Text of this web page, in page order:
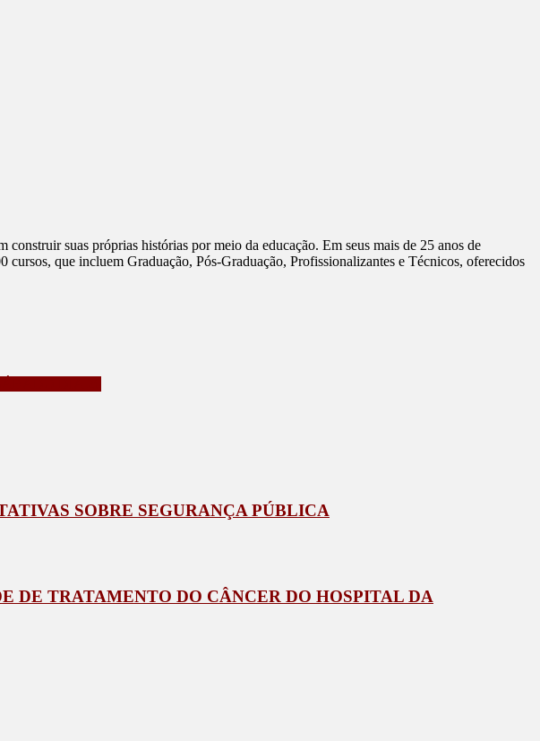
suas próprias histórias por meio da educação. Em seus mais de 25 anos de
que incluem Graduação, Pós-Graduação, Profissionalizantes e Técnicos, oferecidos
SOBRE SEGURANÇA PÚBLICA
DE TRATAMENTO DO CÂNCER DO HOSPITAL DA